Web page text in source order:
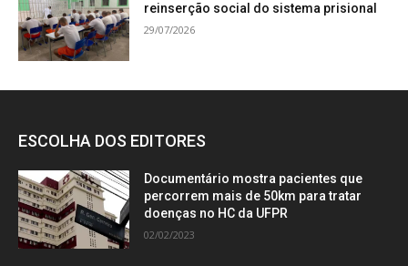
reinserção social do sistema prisional
29/07/2026
ESCOLHA DOS EDITORES
Documentário mostra pacientes que
percorrem mais de 50km para tratar
doenças no HC da UFPR
02/02/2023